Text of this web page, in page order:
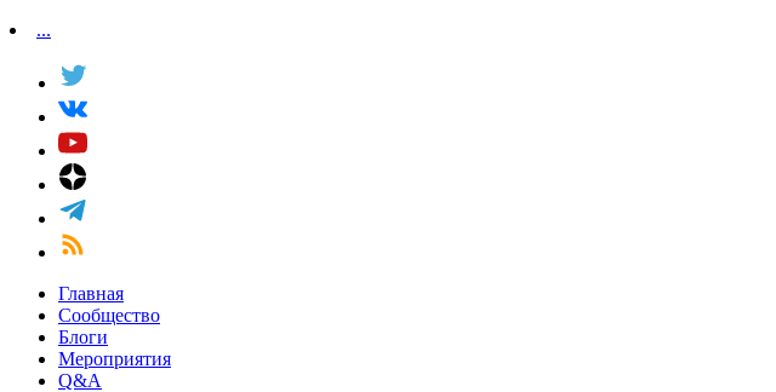
...
Главная
Сообщество
Блоги
Мероприятия
Q&A